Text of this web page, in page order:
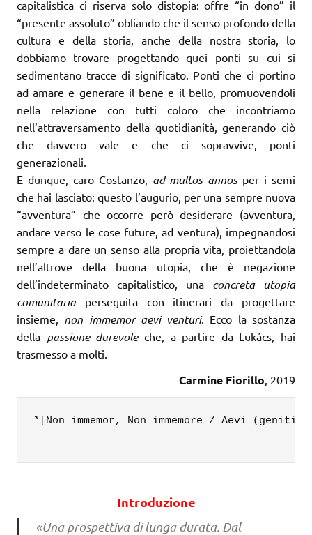
capitalistica ci riserva solo distopia: offre “in dono” il
“presente assoluto” obliando che il senso profondo della
cultura e della storia, anche della nostra storia, lo
dobbiamo trovare progettando quei ponti su cui si
sedimentano tracce di significato. Ponti che ci portino
ad amare e generare il bene e il bello, promuovendoli
nella relazione con tutti coloro che incontriamo
nell’attraversamento della quotidianità, generando ciò
che davvero vale e che ci sopravvive, ponti
generazionali.
E dunque, caro Costanzo, ad multos annosper i semi
che hai lasciato: questo l’augurio, per una sempre nuova
“avventura” che occorre però desiderare (avventura,
andare verso le cose future, ad ventura), impegnandosi
sempre a dare un senso alla propria vita, proiettandola
nell’altrove della buona utopia, che è negazione
dell’indeterminato capitalistico, una concreta utopia
comunitariaperseguita con itinerari da progettare
insieme, non immemor aevi venturi. Ecco la sostanza
della passione durevoleche, a partire da Lukács, hai
trasmesso a molti.
Carmine Fiorillo , 2019
*[Non immemor, Non immemore / Aevi
Introduzione
«Una prospettiva di lunga durata. Dal